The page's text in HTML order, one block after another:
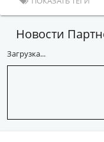
Новости
Загрузка...